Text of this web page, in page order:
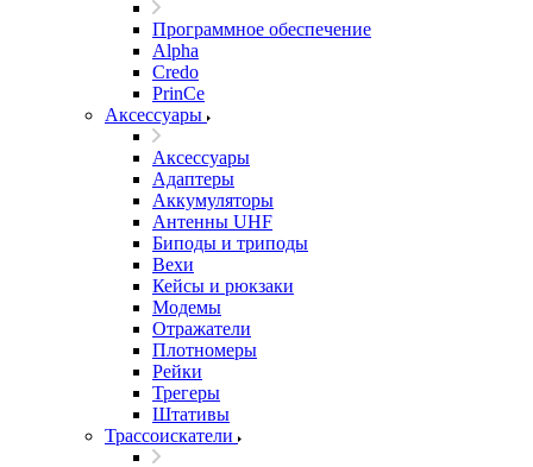
Программное обеспечение
Alpha
Credo
PrinCe
Аксессуары
Аксессуары
Адаптеры
Аккумуляторы
Антенны UHF
Биподы и триподы
Вехи
Кейсы и рюкзаки
Модемы
Отражатели
Плотномеры
Рейки
Трегеры
Штативы
Трассоискатели